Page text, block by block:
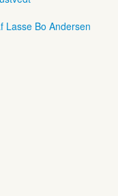
Lasse Bo Andersen